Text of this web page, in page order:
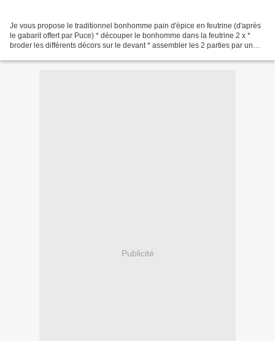
Je vous propose le traditionnel bonhomme pain d'épice en feutrine (d'après
le gabarit offert par Puce) * découper le bonhomme dans la feutrine 2 x *
broder les différents décors sur le devant * assembler les 2 parties par un
Publicité